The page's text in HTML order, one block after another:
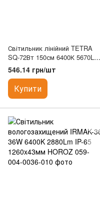
Світильник лінійний TETRA
SQ-72Вт 150см 6400К 5670Lm
HOROZ
546.14 грн/шт
Купити